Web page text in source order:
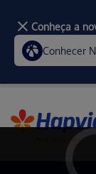
Conheça a
Conhecer